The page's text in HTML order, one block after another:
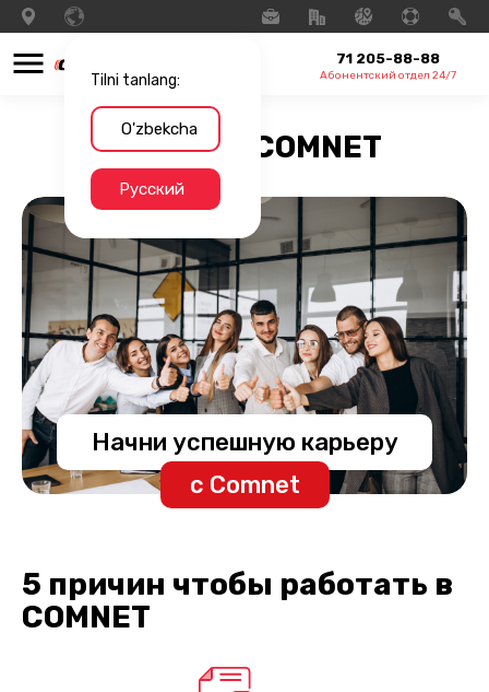
Tilni tanlang:
O'zbekcha
Русский
71 205-88-88
Абонентский отдел 24/7
Работа в COMNET
Начни успешную карьеру
с Comnet
5 причин чтобы работать в
COMNET